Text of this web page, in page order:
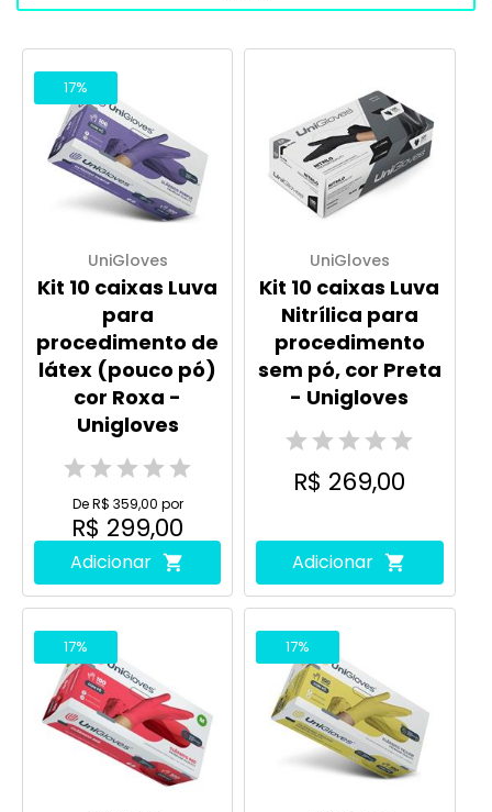
Filtro
17%
UniGloves
Kit 10 caixas Luva
para
procedimento de
látex (pouco pó)
cor Roxa -
Unigloves
De R$ 359,00 por
R$ 299,00
Adicionar
UniGloves
Kit 10 caixas Luva
Nitrílica para
procedimento
sem pó, cor Preta
- Unigloves
R$ 269,00
Adicionar
17% 17%